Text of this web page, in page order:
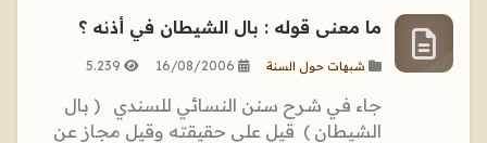
ما معنى قوله : بال الشيطان في أذنه ؟
شبهات حول السنة 16/08/2006
5.239
جاء في شرح سنن النسائي للسندي ‏ ‏ ‏( بال
الشيطان ) ‏ ‏قيل على حقيقته وقيل مجاز عن